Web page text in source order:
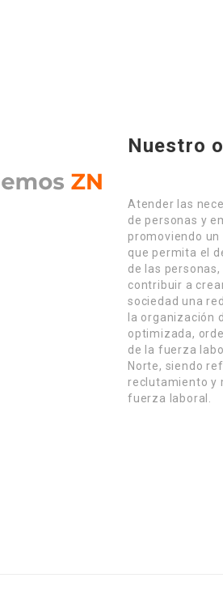
Nuestro
Atender las
de personas y
promoviendo un
que permita el
de las
contribuir a
sociedad una
la organización
optimizada,
de la fuerza
Norte, siendo
reclutamiento y
fuerza laboral.